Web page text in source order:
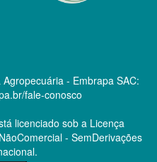
- Embrapa SAC:
fale-conosco
licenciado sob a Licença
- SemDerivações